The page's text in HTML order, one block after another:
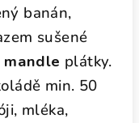
banán,
sušené
mandle plátky.
min. 50
mléka,